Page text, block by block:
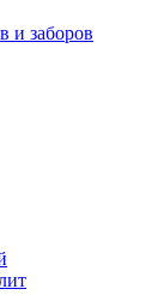
и заборов